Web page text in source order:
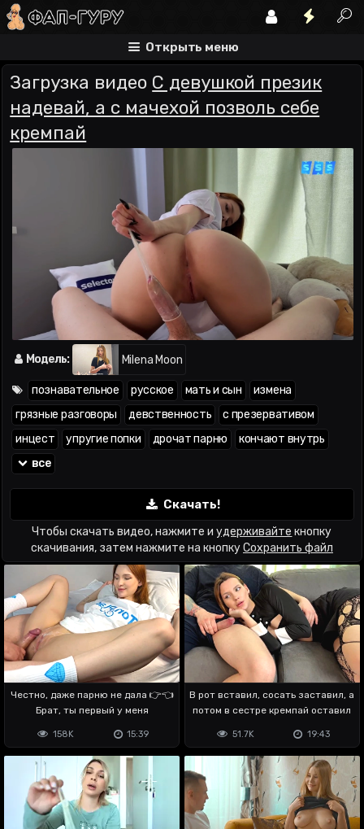
Открыть меню
Загрузка видео С девушкой презик
надевай, а с мачехой позволь себе
кремпай
Модель: Milena Moon
познавательное русское мать и сын
измена
грязные разговоры
девственность
с презервативом
инцест
упругие попки дрочат парню
кончают внутрь
все
Скачать!
Чтобы скачать видео, нажмите иудерживайте кнопку
скачивания, затем нажмите на кнопкуСохранить файл
Честно, даже парню не дала 👉👈
Брат, ты первый у меня
15:39
158K
В рот вставил, сосать заставил, а
потом в сестре кремпай оставил
19:43
51.7K